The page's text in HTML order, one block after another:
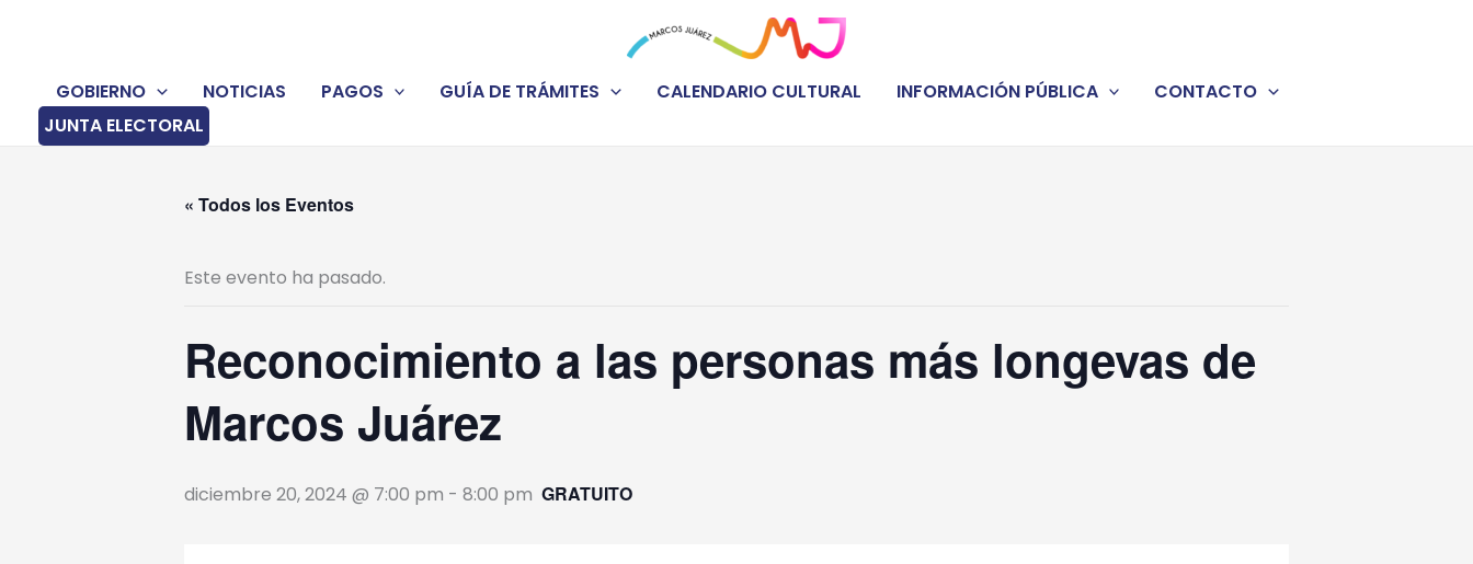
GOBIERNO
NOTICIAS PAGOS GUÍA DE TRÁMITES CALENDARIO CULTURAL INFORMACIÓN PÚBLICA
CONTACTO
JUNTA ELECTORAL
« Todos los Eventos
Este evento ha pasado.
Reconocimiento a las personas más longevas de
Marcos Juárez
diciembre 20, 2024 @ 7:00 pm - 8:00 pm GRATUITO